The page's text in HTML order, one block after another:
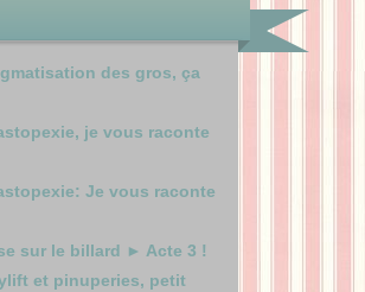
des gros, ça
je vous raconte
Je vous raconte
sur le billard ► Acte 3 !
et pinuperies, petit